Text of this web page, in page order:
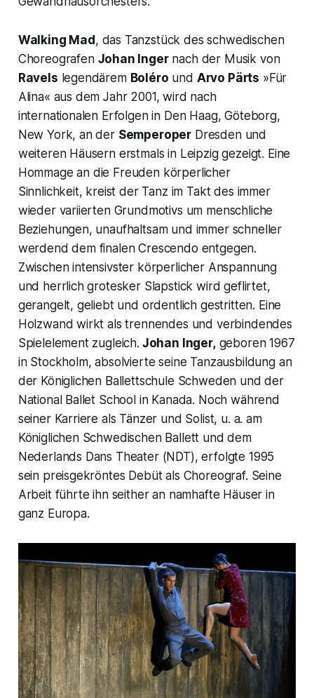
Walking Mad, das Tanzstück des schwedischen
Choreografen Johan Ingernach der Musik von
Ravels legendärem Boléro und Arvo Pärts »Für
Alina« aus dem Jahr 2001, wird nach
internationalen Erfolgen in Den Haag, Göteborg,
New York, an der Semperoper Dresden und
weiteren Häusern erstmals in Leipzig gezeigt. Eine
Hommage an die Freuden körperlicher
Sinnlichkeit, kreist der Tanz im Takt des immer
wieder variierten Grundmotivs um menschliche
Beziehungen, unaufhaltsam und immer schneller
werdend dem finalen Crescendo entgegen.
Zwischen intensivster körperlicher Anspannung
und herrlich grotesker Slapstick wird geflirtet,
gerangelt, geliebt und ordentlich gestritten. Eine
Holzwand wirkt als trennendes und verbindendes
Spielelement zugleich. Johan Inger,geboren 1967
in Stockholm, absolvierte seine Tanzausbildung an
der Königlichen Ballettschule Schweden und der
National Ballet School in Kanada. Noch während
seiner Karriere als Tänzer und Solist, u. a. am
Königlichen Schwedischen Ballett und dem
Nederlands Dans Theater (NDT), erfolgte 1995
sein preisgekröntes Debüt als Choreograf. Seine
Arbeit führte ihn seither an namhafte Häuser in
ganz Europa.